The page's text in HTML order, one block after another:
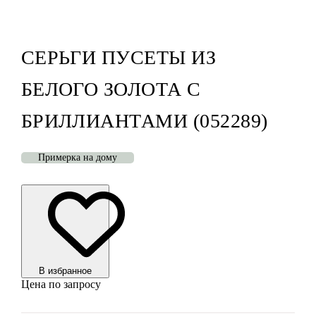
СЕРЬГИ ПУСЕТЫ ИЗ
БЕЛОГО ЗОЛОТА С
БРИЛЛИАНТАМИ (052289)
Примерка на дому
В избранноe
Цена по запросу